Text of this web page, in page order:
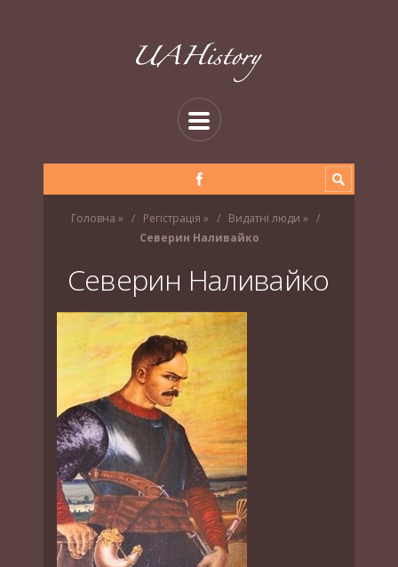
Головна » Регістрація » Видатні люди »
Северин Наливайко
Северин Наливайко